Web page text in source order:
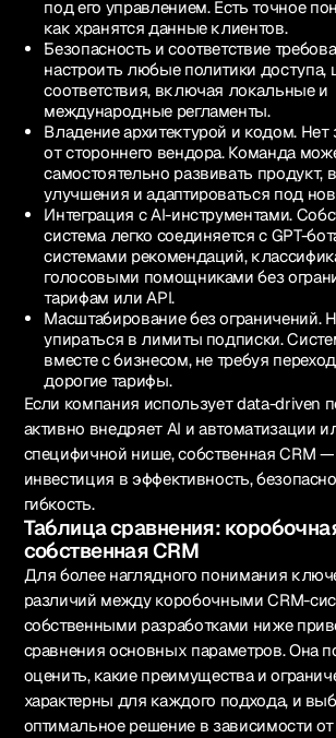
под его управлением. Есть точное
как хранятся данные клиентов.
Безопасность и соответствие
настроить любые политики
соответствия, включая локальные и
международные регламенты.
Владение архитектурой и кодом. Нет
от стороннего вендора. Команда
самостоятельно развивать продукт,
улучшения и адаптироваться под
Интеграция с AI-инструментами.
система легко соединяется с GPT-
системами рекомендаций,
голосовыми помощниками без
тарифам или API.
Масштабирование без ограничений.
упираться в лимиты подписки.
вместе с бизнесом, не требуя
дорогие тарифы.
Если компания использует data-driven
активно внедряет AI и автоматизации
специфичной нише, собственная CRM —
инвестиция в эффективность,
гибкость.
Таблица сравнения:
собственная CRM
Для более наглядного понимания
различий между коробочными CRM-
собственными разработками ниже
сравнения основных параметров. Она
оценить, какие преимущества и
характерны для каждого подхода, и
оптимальное решение в зависимости